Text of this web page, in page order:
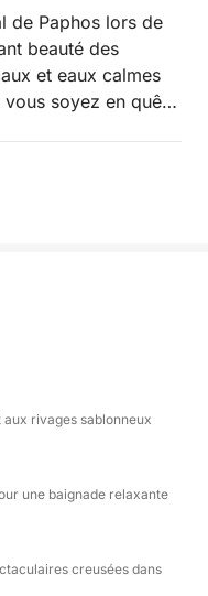
de Paphos lors de
beauté des
et eaux calmes
soyez en quête
d'une baignade
seulement.
le nord en
les falaises
les collines
célèbres grottes
rocheuses
les vagues en
C'est là que le
avec vue
rivages sablonneux
une baignade relaxante
creusées dans